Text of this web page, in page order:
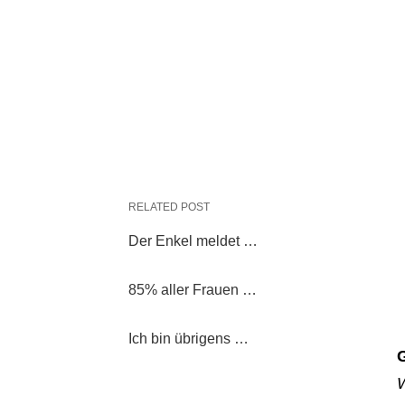
RELATED POST
Der Enkel meldet …
85% aller Frauen …
Ich bin übrigens …